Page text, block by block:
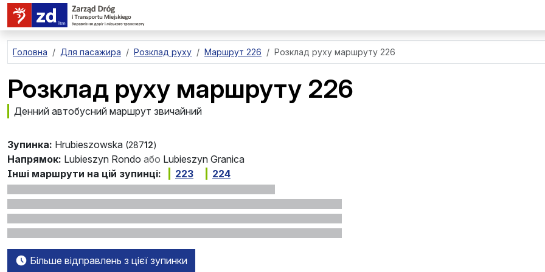
перейти до основного вмісту
Головна Для пасажира Розклад руху Маршрут 226 Розклад руху маршруту 226
Розклад руху маршруту 226
Денний автобусний маршрут звичайний
Зупинка: Hrubieszowska (28712)
Напрямок: Lubieszyn Rondo або Lubieszyn Granica
Інші маршрути на цій зупинці:
223 224
Більше відправлень з цієї зупинки